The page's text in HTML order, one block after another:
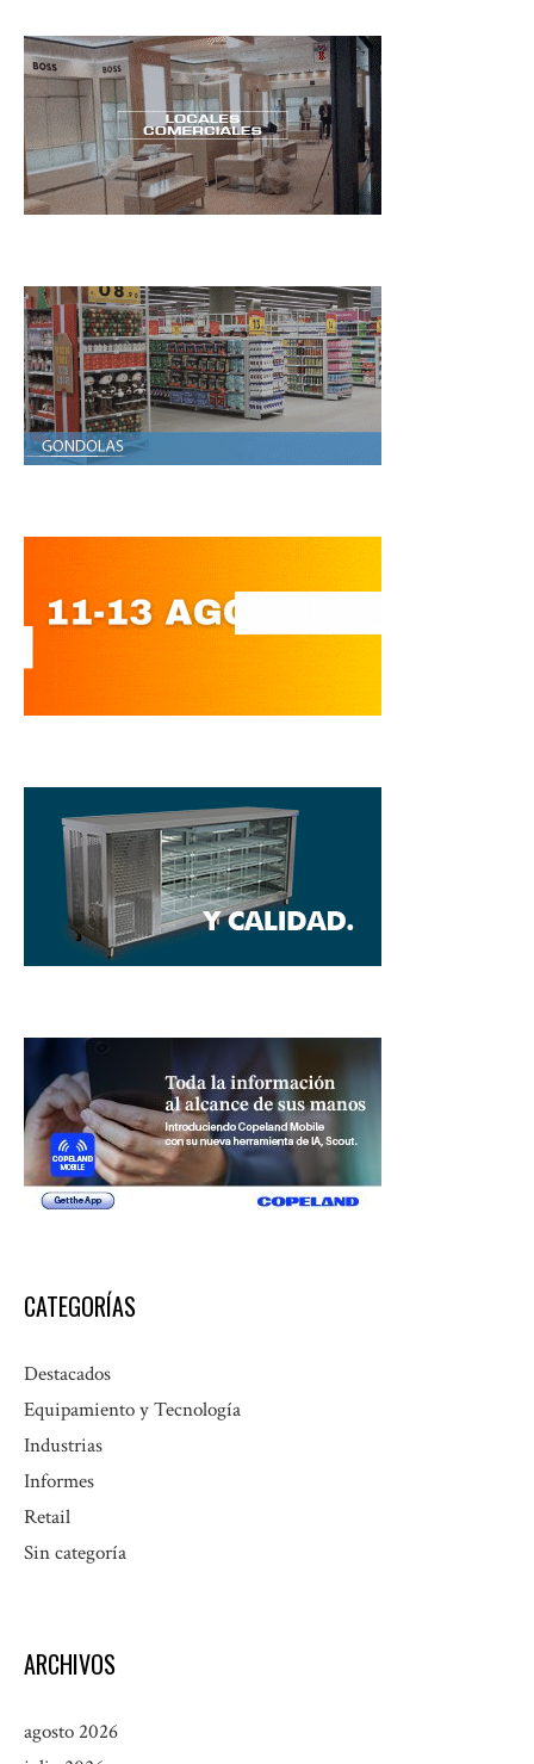
CATEGORÍAS
Destacados
Equipamiento y Tecnología
Industrias
Informes
Retail
Sin categoría
ARCHIVOS
agosto 2026